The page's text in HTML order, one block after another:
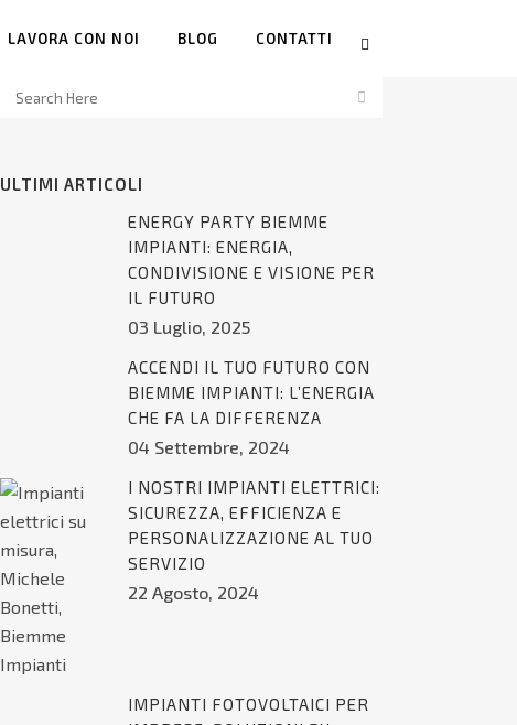
LAVORA CON NOI BLOG CONTATTI
ULTIMI ARTICOLI
ENERGY PARTY BIEMME
IMPIANTI: ENERGIA,
CONDIVISIONE E VISIONE PER
IL FUTURO
03 Luglio, 2025
ACCENDI IL TUO FUTURO CON
BIEMME IMPIANTI: L’ENERGIA
CHE FA LA DIFFERENZA
04 Settembre, 2024
I NOSTRI IMPIANTI ELETTRICI:
SICUREZZA, EFFICIENZA E
PERSONALIZZAZIONE AL TUO
SERVIZIO
22 Agosto, 2024
IMPIANTI FOTOVOLTAICI PER